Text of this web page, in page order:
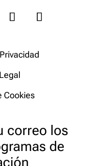
Cookies
correo los
de